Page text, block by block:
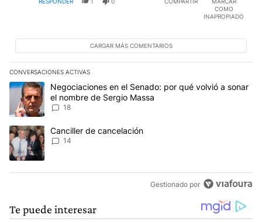
Y CON SUELDOS MISERABLES ...PERO DADY FELIZ
SU JEFA LE ESTÁ HACIENDO SU SUEÑO REALIDAD...
COMO
INAPROPIADO
CARGAR MÁS COMENTARIOS
CONVERSACIONES ACTIVAS
Este listado muestra los artículos con más comentarios en los
Un artículo de tendencia con el título "Negociaciones en el
Negociaciones en el Senado: por qué volvió a sonar
el nombre de Sergio Massa
18
Un artículo de tendencia con el título "Canciller de cancelación"
Canciller de cancelación
14
Gestionado por